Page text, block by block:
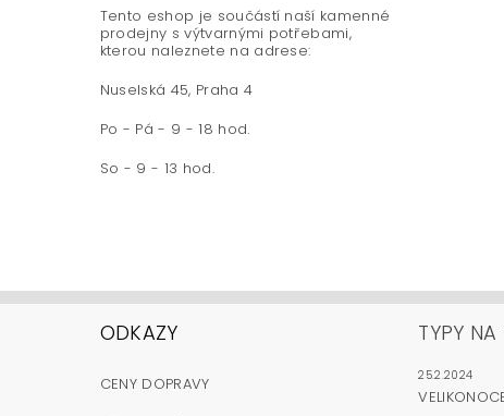
Tento eshop je součástí naší kamenné
prodejny s výtvarnými potřebami,
kterou naleznete na adrese:
Nuselská 45, Praha 4
Po - Pá - 9 - 18 hod.
So - 9 - 13 hod.
ODKAZY
CENY DOPRAVY
TYPY NA
25.2.2024